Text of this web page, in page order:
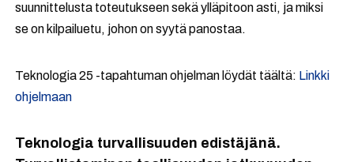
suunnittelusta toteutukseen sekä ylläpitoon asti, ja miksi
se on kilpailuetu, johon on syytä panostaa.
Teknologia 25 -tapahtuman ohjelman löydät täältä: Linkki
ohjelmaan
Teknologia turvallisuuden edistäjänä.